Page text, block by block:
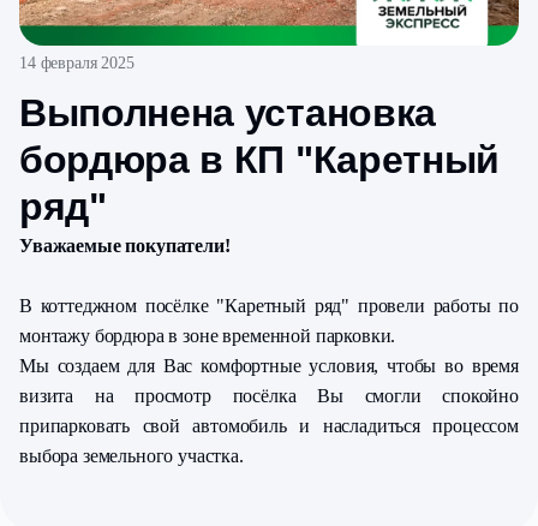
14 февраля 2025
Выполнена установка
бордюра в КП "Каретный
ряд"
Уважаемые покупатели!
В коттеджном посёлке "Каретный ряд" провели работы по
монтажу бордюра в зоне временной парковки.
Мы создаем для Вас комфортные условия, чтобы во время
визита на просмотр посёлка Вы смогли спокойно
припарковать свой автомобиль и насладиться процессом
выбора земельного участка.